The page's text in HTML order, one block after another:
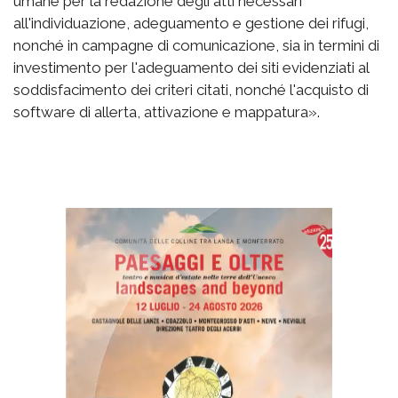
all'individuazione, adeguamento e gestione dei rifugi,
nonché in campagne di comunicazione, sia in termini di
investimento per l'adeguamento dei siti evidenziati al
soddisfacimento dei criteri citati, nonché l'acquisto di
software di allerta, attivazione e mappatura».